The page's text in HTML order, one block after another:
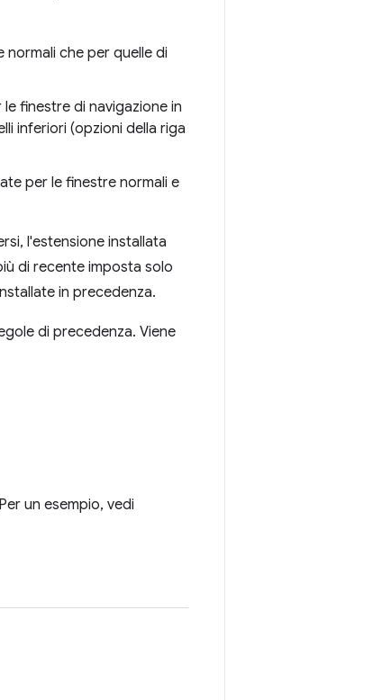
normali che per quelle di
finestre di navigazione in
inferiori (opzioni della riga
per le finestre normali e
l'estensione installata
di recente imposta solo
in precedenza.
di precedenza. Viene
un esempio, vedi